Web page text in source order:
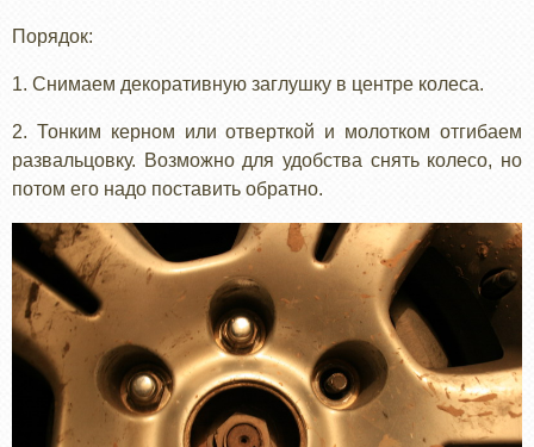
И
ПЫЛЬНИКА
ШРУСА
Порядок:
1. Снимаем декоративную заглушку в центре колеса.
2. Тонким керном или отверткой и молотком отгибаем
развальцовку. Возможно для удобства снять колесо, но
потом его надо поставить обратно.